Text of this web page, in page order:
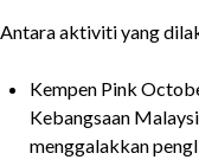
Antara aktiviti yang
Kempen Pink
Kebangsaan
menggalakkan